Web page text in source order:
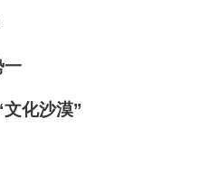
一
化沙漠”